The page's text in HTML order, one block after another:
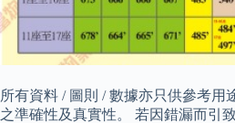
所有資料 / 圖則 / 數據亦只供參考用
之準確性及真實性。 若因錯漏而引